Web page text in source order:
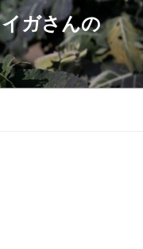
ガさんの